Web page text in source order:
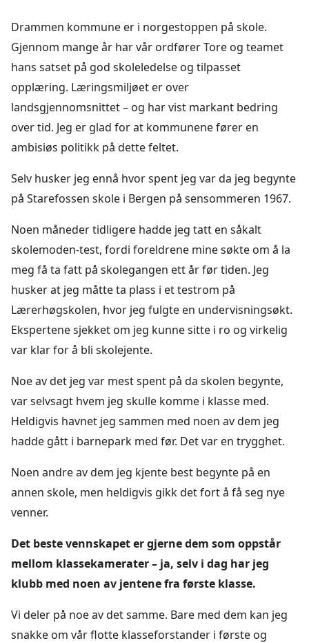
Drammen kommune er i norgestoppen på skole.
Gjennom mange år har vår ordfører Tore og teamet
hans satset på god skoleledelse og tilpasset
opplæring. Læringsmiljøet er over
landsgjennomsnittet – og har vist markant bedring
over tid. Jeg er glad for at kommunene fører en
ambisiøs politikk på dette feltet.
Selv husker jeg ennå hvor spent jeg var da jeg begynte
på Starefossen skole i Bergen på sensommeren 1967.
Noen måneder tidligere hadde jeg tatt en såkalt
skolemoden-test, fordi foreldrene mine søkte om å la
meg få ta fatt på skolegangen ett år før tiden. Jeg
husker at jeg måtte ta plass i et testrom på
Lærerhøgskolen, hvor jeg fulgte en undervisningsøkt.
Ekspertene sjekket om jeg kunne sitte i ro og virkelig
var klar for å bli skolejente.
Noe av det jeg var mest spent på da skolen begynte,
var selvsagt hvem jeg skulle komme i klasse med.
Heldigvis havnet jeg sammen med noen av dem jeg
hadde gått i barnepark med før. Det var en trygghet.
Noen andre av dem jeg kjente best begynte på en
annen skole, men heldigvis gikk det fort å få seg nye
venner.
Det beste vennskapet er gjerne dem som oppstår
mellom klassekamerater – ja, selv i dag har jeg
klubb med noen av jentene fra første klasse.
Vi deler på noe av det samme. Bare med dem kan jeg
snakke om vår flotte klasseforstander i første og